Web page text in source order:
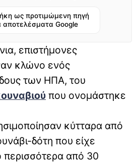
ως προτιμώμενη πηγή
αποτελέσματα Google
επιστήμονες
κλώνο ενός
των ΗΠΑ, του
που ονομάστηκε
κύτταρα από
δότη που είχε
περισσότερα από 30